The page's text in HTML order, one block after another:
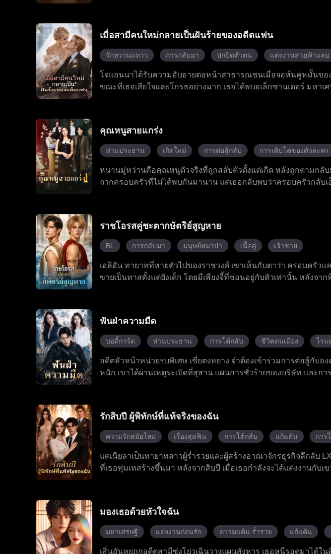
เลือกระหว่างความเกลียดชังหรือการช่วยเหลือผู้อื่น
เมื่อสามีคนใหม่กลายเป็นฝันร้ายของอดีตแฟน
รักหวานแหวว การกลับมา ปกปิดตัวตน แต่งงานสายฟ้าแลบ
โจแอนนาได้รับความอับอายต่อหน้าสาธารณชนเมื่อจอห์นคู่หมั้นของ
ขณะที่เธอเสียใจและโกรธอย่างมาก เธอได้พบอเล็กซานเดอร์ มหา
ขณะเดียวกัน อเล็กซานเดอร์คอยปกป้องเธออย่างเงียบ ๆ อยู่เบื้องหลั
เบื้องหลังของบริษัทแอลยู เมื่อโจแอนนาค้นพบตัวตนที่แท้จริงของเข
เป็นความรักที่แท้จริง ทั้งสองคนร่วมมือกัน ทำลายศัตรูทั้งหมดและไ
คุณหนูสายแกร่ง
ท่านประธาน เกิดใหม่ การต่อสู้กลับ การเติบโตของตัวละคร
หนานมู่หว่านคือคุณหนูตัวจริงที่ถูกสลับตัวตั้งแต่เกิด หลังถูกตามกลับ
จากครอบครัวที่ไม่ได้พบกันมานาน แต่เธอกลับพบว่าครอบครัวกลับ
อย่างมีความสุข
ราชโอรสคู่ชะตากษัตริย์สูญหาย
BL การกลับมา มนุษย์หมาป่า เนื้อคู่ เจ้าชาย
เอลิอัน ทายาทที่หายตัวไปของราชวงศ์ เขาเห็นกับตาว่า ครอบครัวแ
ขายเป็นทาสตั้งแต่ยังเด็ก โดยมีเพียงจี้ที่ซ่อนอยู่กับตัวเท่านั้น หลังจ
การสังหารหมู่ครอบครัวของเขา ซึ่งเปิดเผยว่า อาร์เธอร์และเจ้าชาย
เลียนลบความทรงจำของแอนโทนีด้วยคำสาป เอลิอันจึงเดินทางไปท
สาปนั้นได้สำเร็จ และตอนนี้กำลังเดินทางกลับมาเพื่อทวงบัลลังก์ของ
ฟันฝ่าความมืด
บอดี้การ์ด ท่านประธาน การโต้กลับ ชีวิตคนเมือง โรแ
อดีตหัวหน้าหน่วยรบพิเศษ เซี่ยตงหยาง จำต้องเข้าร่วมการต่อสู้กับ
หนัก เขาได้ผ่านเหตุระเบิดที่สุสาน แผนการชั่วร้ายของบริษัท และก
พญายม และเผชิญหน้ากับบอสหลัวหว่างและลูกสาวเอสในที่สุด ก่อนสิ้
ไต ทำให้โจวเป่ยเฉิน ผู้อยู่เบื้องหลังทั้งหมดถูกเปิดเผยตัว หลังจากผ่า
ตงหยางสามารถปกป้องครอบครัวและค้นพบที่พักพิงใหม่ของชีวิต
รักสิบปี ผู้พิทักษ์ที่แท้จริงของฉัน
ความรักสมัยใหม่ เรื่องสุดฟิน การโต้กลับ แก้แค้น การ
แดเนียลาเป็นทายาทสาวผู้ร่ำรวยและผู้สร้างอาณาจักรธุรกิจลึกลับ
ที่เธอทุ่มเทสร้างขึ้นมา หลังจากสิบปี เมื่อเธอกำลังจะได้แต่งงานกับเ
มองเธอด้วยหัวใจฉัน
มหาเศรษฐี แต่งงานก่อนรัก ความแค้น ร่ำรวย แก้แค้น
เสิ่นอันหยูถูกอดีตสามีซ่งโย่วเฉินวางแผนสังหาร เธอหนีรอดมาได้ใ